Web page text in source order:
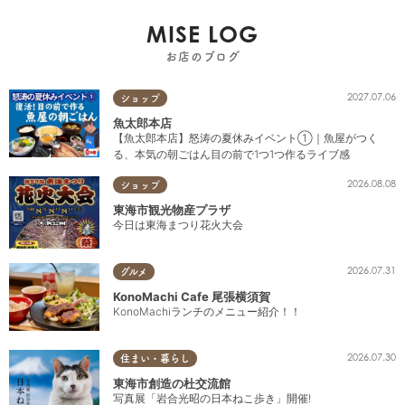
MISE LOG
お店のブログ
ショップ 2027.07.06
魚太郎本店
【魚太郎本店】怒涛の夏休みイベント①｜魚屋がつく
る、本気の朝ごはん目の前で1つ1つ作るライブ感
ショップ 2026.08.08
東海市観光物産プラザ
今日は東海まつり花火大会
グルメ 2026.07.31
KonoMachi Cafe 尾張横須賀
KonoMachiランチのメニュー紹介！！
住まい・暮らし 2026.07.30
東海市創造の杜交流館
写真展「岩合光昭の日本ねこ歩き」開催!